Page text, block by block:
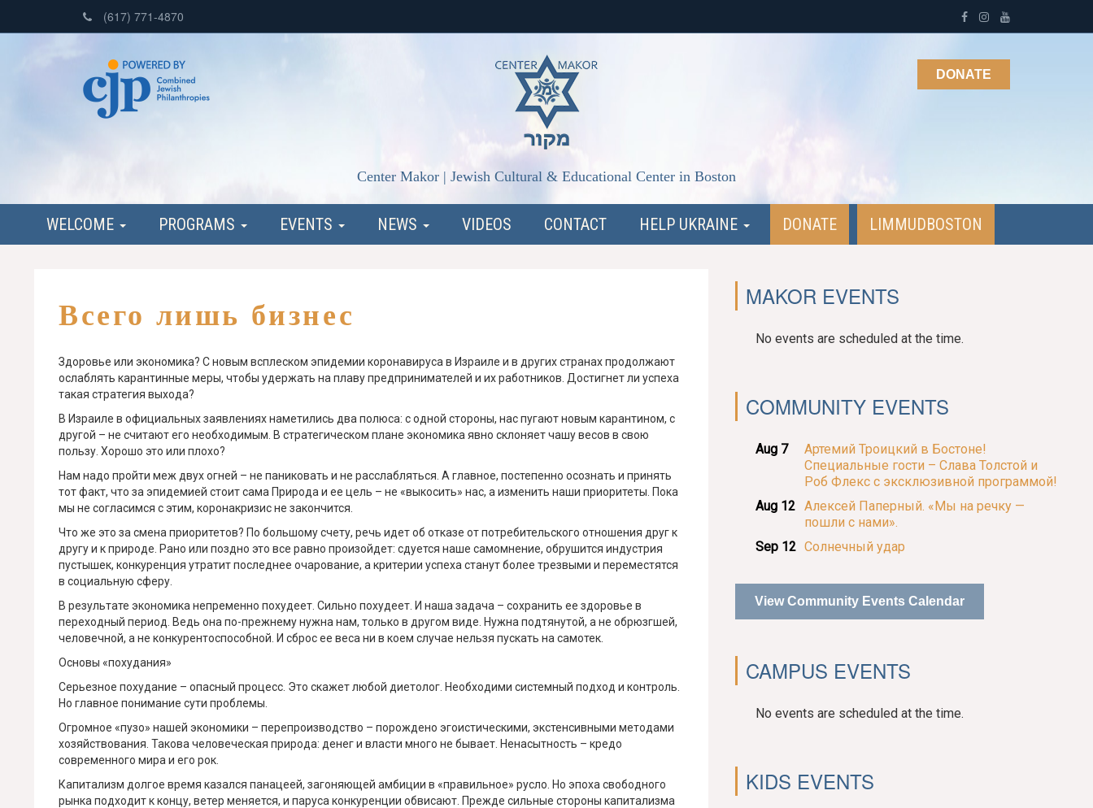
(617) 771-4870
Center Makor | Jewish Cultural & Educational Center in Boston
DONATE
WELCOME PROGRAMS EVENTS NEWS VIDEOS CONTACT HELP UKRAINE DONATE LIMMUDBOSTON
Всего лишь бизнес
Здоровье или экономика? С новым всплеском эпидемии коронавируса в Израиле и в других странах продолжают
ослаблять карантинные меры, чтобы удержать на плаву предпринимателей и их работников. Достигнет ли успеха
такая стратегия выхода?
В Израиле в официальных заявлениях наметились два полюса: с одной стороны, нас пугают новым карантином, с
другой – не считают его необходимым. В стратегическом плане экономика явно склоняет чашу весов в свою
пользу. Хорошо это или плохо?
Нам надо пройти меж двух огней – не паниковать и не расслабляться. А главное, постепенно осознать и принять
тот факт, что за эпидемией стоит сама Природа и ее цель – не «выкосить» нас, а изменить наши приоритеты. Пока
мы не согласимся с этим, коронакризис не закончится.
Что же это за смена приоритетов? По большому счету, речь идет об отказе от потребительского отношения друг к
другу и к природе. Рано или поздно это все равно произойдет: сдуется наше самомнение, обрушится индустрия
пустышек, конкуренция утратит последнее очарование, а критерии успеха станут более трезвыми и переместятся
в социальную сферу.
В результате экономика непременно похудеет. Сильно похудеет. И наша задача – сохранить ее здоровье в
переходный период. Ведь она по-прежнему нужна нам, только в другом виде. Нужна подтянутой, а не обрюзгшей,
человечной, а не конкурентоспособной. И сброс ее веса ни в коем случае нельзя пускать на самотек.
Основы «похудания»
Серьезное похудание – опасный процесс. Это скажет любой диетолог. Необходими системный подход и контроль.
Но главное понимание сути проблемы.
Огромное «пузо» нашей экономики – перепроизводство – порождено эгоистическими, экстенсивными методами
хозяйствования. Такова человеческая природа: денег и власти много не бывает. Ненасытность – кредо
современного мира и его рок.
Капитализм долгое время казался панацеей, загоняющей амбиции в «правильное» русло. Но эпоха свободного
рынка подходит к концу, ветер меняется, и паруса конкуренции обвисают. Прежде сильные стороны капитализма
MAKOR EVENTS
No events are scheduled at the time.
COMMUNITY EVENTS
Aug 7
Артемий Троицкий в Бостоне!
Специальные гости – Слава Толстой и
Роб Флекс с эксклюзивной программой!
Aug 12
Алексей Паперный. «Мы на речку —
пошли с нами».
Sep 12 Солнечный удар
View Community Events Calendar
CAMPUS EVENTS
No events are scheduled at the time.
KIDS EVENTS